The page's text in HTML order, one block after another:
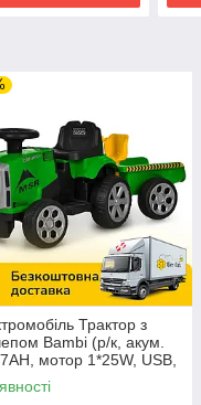
Трактор з
Bambi (р/к, акум.
мотор 1*25W, USB,
MP3) M
5 Зелений